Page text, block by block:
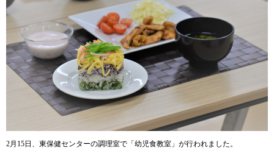
2月15日、東保健センターの調理室で「幼児食教室」が行われました。